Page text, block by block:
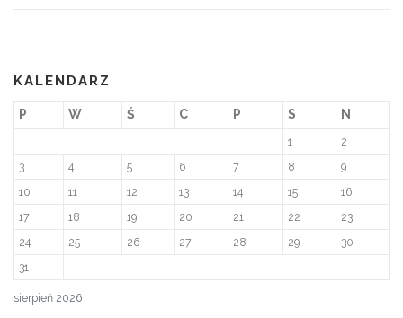
KALENDARZ
sierpień 2026
P W Ś C P S N
1
2
3
4 5 6 7 8
9
10
11 12 13 14 15
16
17
18 19 20 21 22
23
24
25 26 27 28 29
30
31